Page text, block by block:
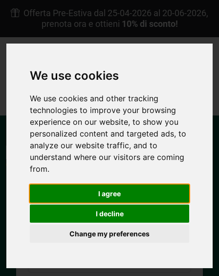
Offerta Pre-Estiva dal 25-04-2026 al 20-06-2026,
prenota ora e ottieni 10% di sconto!
IT Mia Prenotazione
4.7/5
We use cookies
We use cookies and other tracking
technologies to improve your browsing
experience on our website, to show you
personalized content and targeted ads, to
analyze our website traffic, and to
understand where our visitors are coming
from.
I agree
I decline
Change my preferences